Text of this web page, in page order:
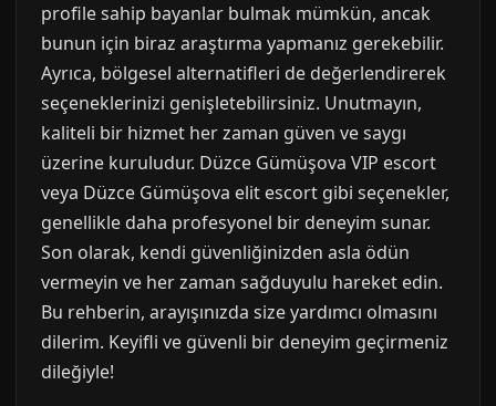
profile sahip bayanlar bulmak mümkün, ancak
bunun için biraz araştırma yapmanız gerekebilir.
Ayrıca, bölgesel alternatifleri de değerlendirerek
seçeneklerinizi genişletebilirsiniz. Unutmayın,
kaliteli bir hizmet her zaman güven ve saygı
üzerine kuruludur. Düzce Gümüşova VIP escort
veya Düzce Gümüşova elit escort gibi seçenekler,
genellikle daha profesyonel bir deneyim sunar.
Son olarak, kendi güvenliğinizden asla ödün
vermeyin ve her zaman sağduyulu hareket edin.
Bu rehberin, arayışınızda size yardımcı olmasını
dilerim. Keyifli ve güvenli bir deneyim geçirmeniz
dileğiyle!